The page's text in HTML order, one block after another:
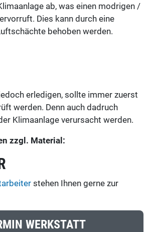
ab, was einen modrigen /
Dies kann durch eine
behoben werden.
erledigen, sollte immer zuerst
werden. Denn auch dadruch
Klimaanlage verursacht werden.
zzgl. Material:
stehen Ihnen gerne zur
WERKSTATT